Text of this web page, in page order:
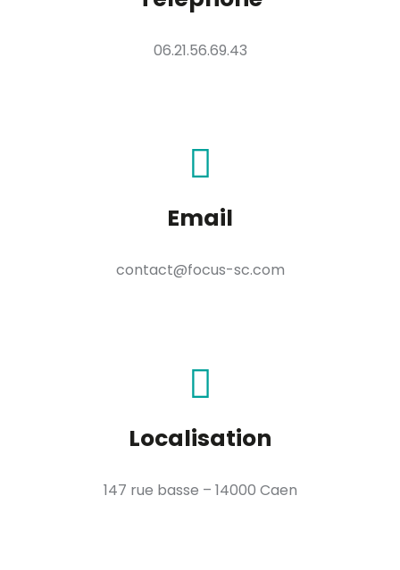
06.21.56.69.43​
Email
contact@focus-sc.com
Localisation
147 rue basse – 14000 Caen